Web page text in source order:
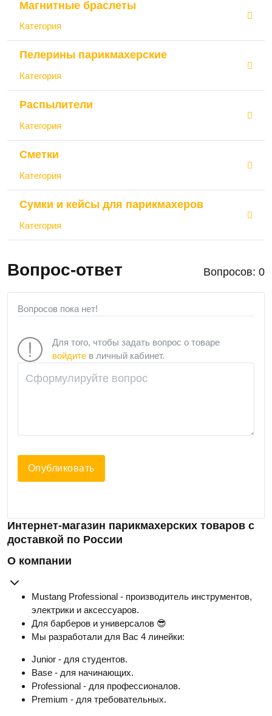
Магнитные браслеты
Категория
Пелерины парикмахерские
Категория
Распылители
Категория
Сметки
Категория
Сумки и кейсы для парикмахеров
Категория
Вопрос-ответ Вопросов: 0
Вопросов пока нет!
Для того, чтобы задать вопрос о товаре
войдите в личный кабинет.
Опубликовать
Интернет-магазин парикмахерских товаров с
доставкой по России
О компании
Mustang Professional - производитель инструментов,
электрики и аксессуаров.
Для барберов и универсалов 😎
Мы разработали для Вас 4 линейки:
Junior - для студентов.
Base - для начинающих.
Professional - для профессионалов.
Premium - для требовательных.